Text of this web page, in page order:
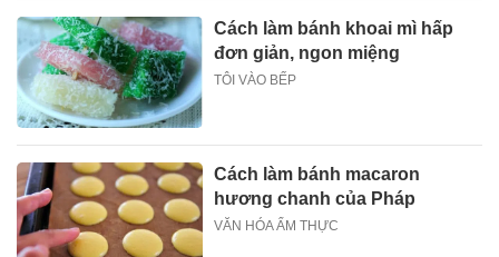
Cách làm bánh khoai mì hấp
đơn giản, ngon miệng
TÔI VÀO BẾP
Cách làm bánh macaron
hương chanh của Pháp
VĂN HÓA ẨM THỰC